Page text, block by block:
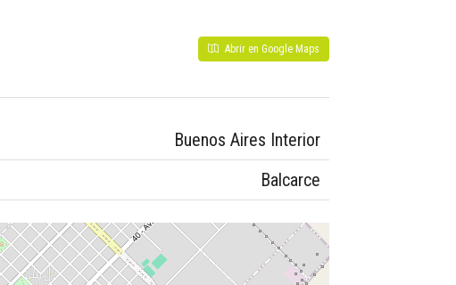
Abrir en Google Maps
Buenos Aires Interior
Balcarce